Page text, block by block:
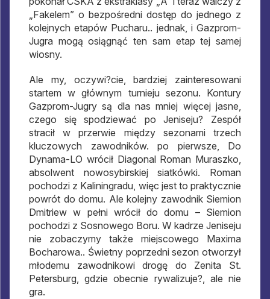
„Fakelem” o bezpośredni dostęp do jednego z
kolejnych etapów Pucharu.. jednak, i Gazprom-
Jugra mogą osiągnąć ten sam etap tej samej
wiosny.
Ale my, oczywi?cie, bardziej zainteresowani
startem w głównym turnieju sezonu. Kontury
Gazprom-Jugry są dla nas mniej więcej jasne,
czego się spodziewać po Jeniseju? Zespół
stracił w przerwie między sezonami trzech
kluczowych zawodników. po pierwsze, Do
Dynama-LO wrócił Diagonal Roman Muraszko,
absolwent nowosybirskiej siatkówki. Roman
pochodzi z Kaliningradu, więc jest to praktycznie
powrót do domu. Ale kolejny zawodnik Siemion
Dmitriew w pełni wrócił do domu – Siemion
pochodzi z Sosnowego Boru. W kadrze Jeniseju
nie zobaczymy także miejscowego Maxima
Bocharowa.. Świetny poprzedni sezon otworzył
młodemu zawodnikowi drogę do Zenita St.
Petersburg, gdzie obecnie rywalizuje?, ale nie
gra.